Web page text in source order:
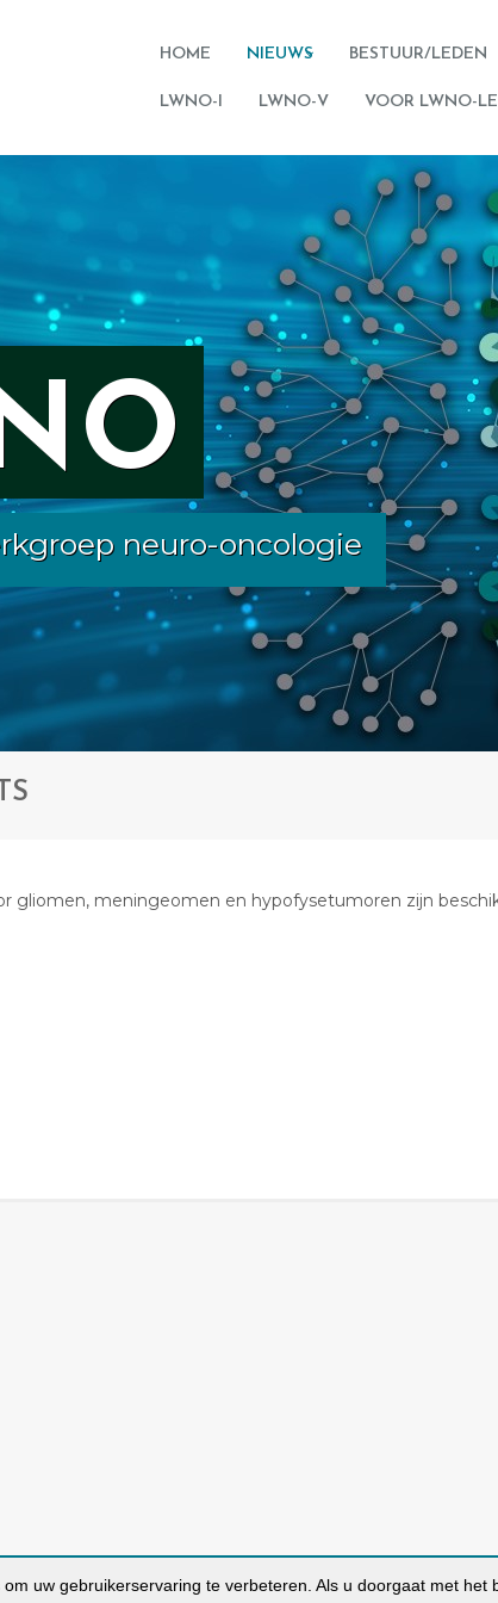
HOME NIEUWS BESTUUR/LEDEN
LWNO-I LWNO-V VOOR LWNO-
neuro-oncologie
gliomen, meningeomen en hypofysetumoren zijn
uw gebruikerservaring te verbeteren. Als u doorgaat met